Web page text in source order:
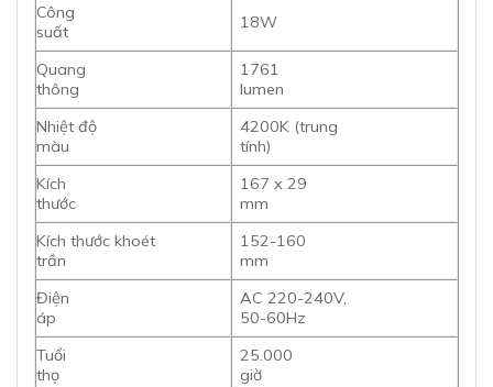
Công
suất
18W
Quang
thông
1761
lumen
Nhiệt độ
màu
4200K (trung
tính)
Kích
thước
167 x 29
mm
Kích thước khoét
trần
152-160
mm
Điện
áp
AC 220-240V,
50-60Hz
Tuổi
thọ
25.000
giờ